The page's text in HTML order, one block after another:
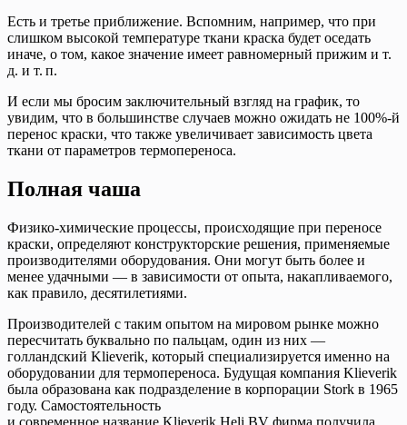
Есть и третье приближение. Вспомним, например, что при
слишком высокой температуре ткани краска будет оседать
иначе, о том, какое значение имеет равномерный прижим и т.
д. и т. п.
И если мы бросим заключительный взгляд на график, то
увидим, что в большинстве случаев можно ожидать не 100%-й
перенос краски, что также увеличивает зависимость цвета
ткани от параметров термопереноса.
Полная чаша
Физико-химические процессы, происходящие при переносе
краски, определяют конструкторские решения, применяемые
производителями оборудования. Они могут быть более и
менее удачными — в зависимости от опыта, накапливаемого,
как правило, десятилетиями.
Производителей с таким опытом на мировом рынке можно
пересчитать буквально по пальцам, один из них —
голландский Klieverik, который специализируется именно на
оборудовании для термопереноса. Будущая компания Klieverik
была образована как подразделение в корпорации Stork в 1965
году. Самостоятельность